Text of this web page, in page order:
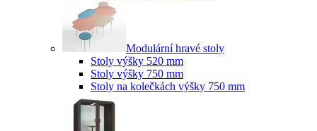
Modulární hravé stoly
Stoly výšky 520 mm
Stoly výšky 750 mm
Stoly na kolečkách výšky 750 mm